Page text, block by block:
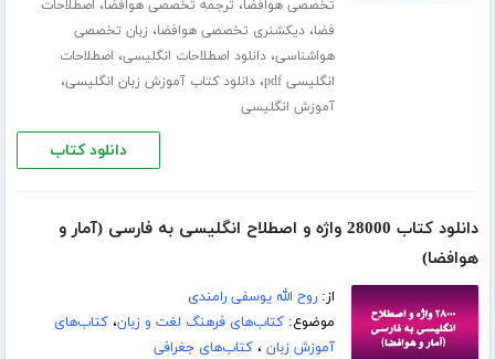
تخصصی هوافضا، ترجمه تخصصی هوافضا، اصطلاحات
فضا،دیکشنری تخصصی هوافضا، زبان تخصصی
هواشناسی،دانلود اصطلاحات انگلیسی، اصطلاحات
انگلیسی pdf
،دانلود کتاب آموزش زبان انگلیسی،
آموزش انگلیسی
دانلود کتاب
دانلود کتاب 28000 واژه و اصطلاح انگلیسی به فارسی (آمار و
هوافضا)
از:روح الله یوسفی رامندی
موضوع:کتاب‌های فرهنگ لغت و زبان،کتاب‌های
آموزش زبان ،کتاب‌های جغرافی